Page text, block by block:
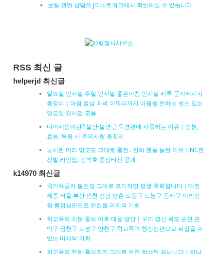
보험 관련 상담은 JD 네트워크에서 확인하실 수 있습니다
RSS 최신 글
helperjd 최신글
일요일 인사말 주일 인사말 좋은아침 인사말 카톡 문자메시지
총정리｜아침 점심 저녁 마무리까지 마음을 전하는 센스 있는
일요일 인사말 모음
디아제팜이란? 불안·불면·근육경련에 사용하는 이유｜성분,
효능, 복용 시 주의사항 총정리
노시환 머리 맞고도 그대로 출전…한화 팬들 놀란 이유｜NC전
선발 라인업, 강백호 중심타선 공개
k14970 최신글
국가유공자 불인정 그대로 포기하면 평생 후회합니다｜대전
세종 서울 부산 인천 성남 평촌 노원구 도봉구 동래구 이의신
청·행정심판으로 뒤집을 마지막 기회
학교폭력 처분 통보 이후 대응 방안ㅣ구미 경산 목포 순천 관
악구 금천구 도봉구 양천구 학교폭력 행정심판으로 뒤집을 수
있는 마지막 기회
학교폭력 전학·출석정지 그대로 두면 학생부 끝납니다｜하남